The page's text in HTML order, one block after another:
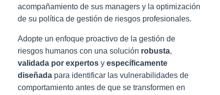
acompañamiento de sus managers y la optimización
de su política de gestión de riesgos profesionales.
Adopte un enfoque proactivo de la gestión de
riesgos humanos con una solución robusta,
validada por expertos y específicamente
diseñada para identificar las vulnerabilidades de
comportamiento antes de que se transformen en